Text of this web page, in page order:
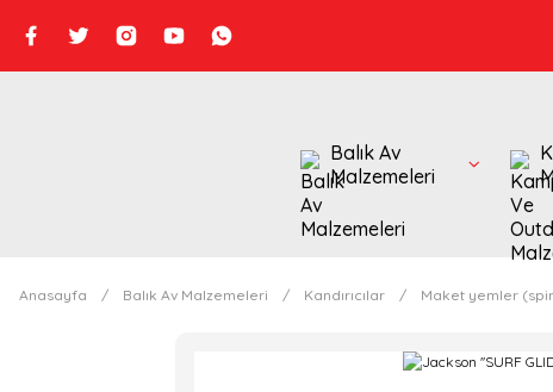
Balık Av
Malzemeleri
Anasayfa Balık Av Malzemeleri Kandırıcılar Maket yemler